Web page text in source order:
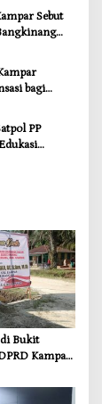
Menyentuh
Sebut
bagi
PP
Bukit
Kampar
Menyentuh